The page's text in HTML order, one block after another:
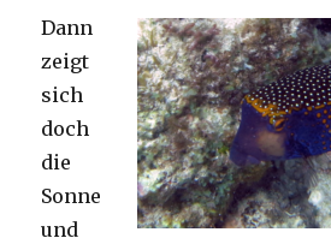
Dann
zeigt
sich
doch
die
Sonne
und